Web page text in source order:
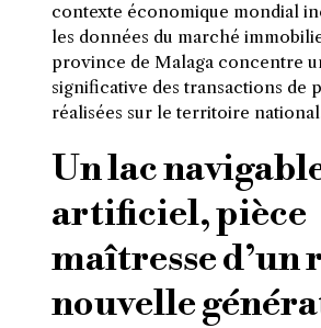
contexte économique mondial
les données du marché
province de Malaga concentre
significative des transactions de
réalisées sur le territoire
Un lac
artificiel, pièce
maîtresse d’un
nouvelle